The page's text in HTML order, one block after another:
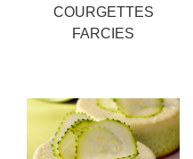
COURGETTES
FARCIES